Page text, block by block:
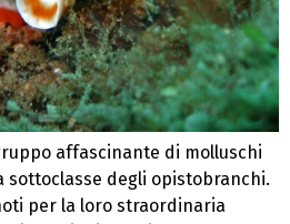
affascinante di molluschi
degli opistobranchi.
per la loro straordinaria